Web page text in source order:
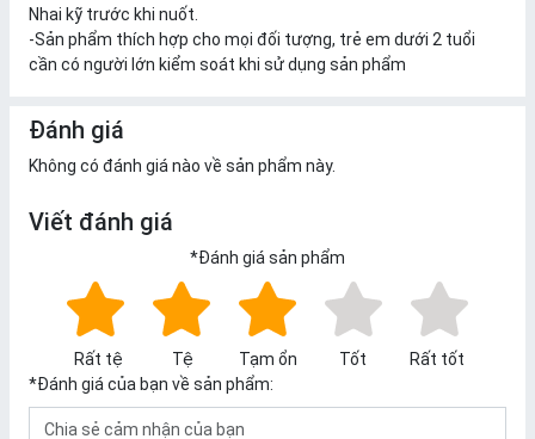
Nhai kỹ trước khi nuốt.
-Sản phẩm thích hợp cho mọi đối tượng, trẻ em dưới 2 tuổi
cần có người lớn kiểm soát khi sử dụng sản phẩm
Đánh giá
Không có đánh giá nào về sản phẩm này.
Viết đánh giá
*Đánh giá sản phẩm
Rất tệ Tệ Tạm ổn Tốt
Rất tốt
*Đánh giá của bạn về sản phẩm: